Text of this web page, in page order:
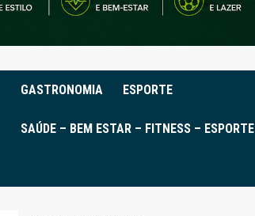
GASTRONOMIA ESPORTE
SAÚDE – BEM ESTAR – FITNESS – ESPORTE